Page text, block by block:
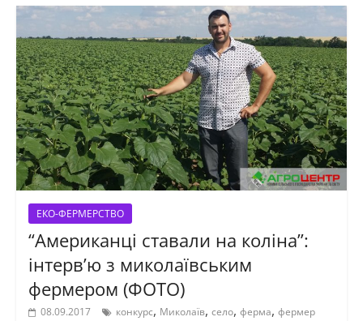
ЕКО-ФЕРМЕРСТВО
“Американці ставали на коліна”:
інтерв’ю з миколаївським
фермером (ФОТО)
08.09.2017 конкурс, Миколаїв, село, ферма, фермер